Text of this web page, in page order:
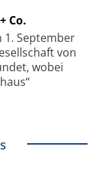
Co.
1. September
von
wobei